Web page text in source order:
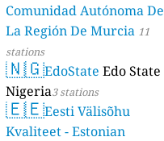
Comunidad Autónoma De
La Región De Murcia 11
stations
🇳🇬EdoState Edo State
Nigeria3 stations
🇪🇪Eesti Välisõhu
Kvaliteet - Estonian